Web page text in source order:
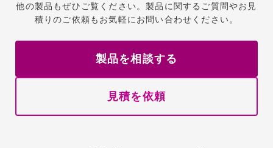
他の製品もぜひご覧ください。製品に関するご質問やお見
積りのご依頼もお気軽にお問い合わせください。
製品を相談する
見積を依頼